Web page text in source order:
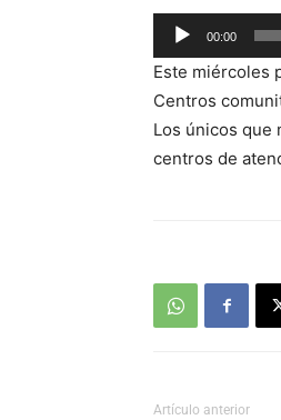
Reproductor
de
audio
00:00
Este miércoles
Centros
Los únicos que
centros de
Artículo anterior